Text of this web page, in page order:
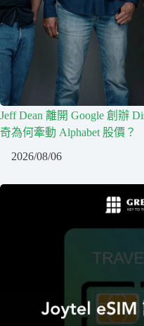
Jeff Dean 離開 Google 創辦
奇為何牽動 Alphabet 股價？
2026/08/06